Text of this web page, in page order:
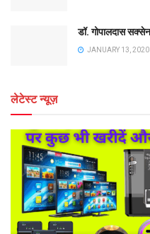
डॉ. गोपालदास
JANUARY 13, 2020
लेटेस्ट न्यूज़